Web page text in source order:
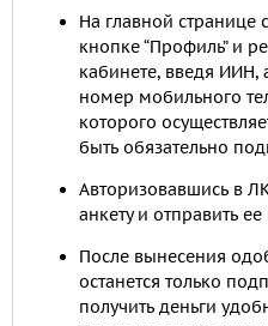
На главной странице
кнопке “Профиль” и
кабинете, введя ИИН,
номер мобильного
которого
быть обязательно
Авторизовавшись в
анкету и отправить
После вынесения
останется только
получить деньги